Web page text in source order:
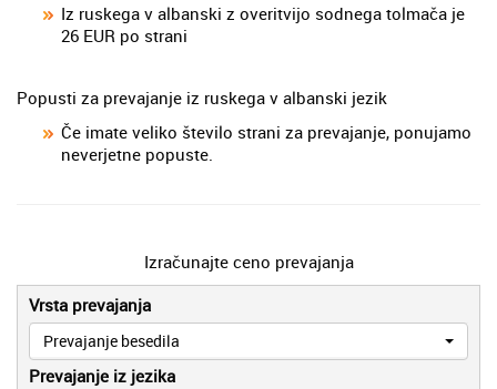
Iz ruskega v albanski z overitvijo sodnega tolmača je
26 EUR po strani
Popusti za prevajanje iz ruskega v albanski jezik
Če imate veliko število strani za prevajanje, ponujamo
neverjetne popuste.
Izračunajte ceno prevajanja
Vrsta prevajanja
Prevajanje besedila
Prevajanje iz jezika